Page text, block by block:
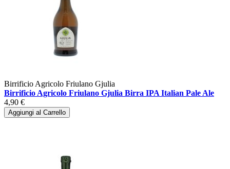
Birrificio Agricolo Friulano Gjulia
Birrificio Agricolo Friulano Gjulia Birra IPA Italian Pale Ale
4,90 €
Aggiungi al Carrello